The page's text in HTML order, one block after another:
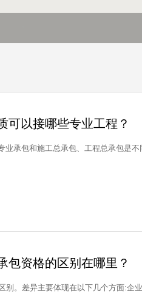
可以接哪些专业工程？
包资格的区别在哪里？
别。差异主要体现在以下几个方面:企